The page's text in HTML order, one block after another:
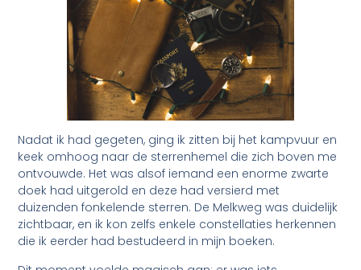
Nadat ik had gegeten, ging ik zitten bij het kampvuur en
keek omhoog naar de sterrenhemel die zich boven me
ontvouwde. Het was alsof iemand een enorme zwarte
doek had uitgerold en deze had versierd met
duizenden fonkelende sterren. De Melkweg was duidelijk
zichtbaar, en ik kon zelfs enkele constellaties herkennen
die ik eerder had bestudeerd in mijn boeken.